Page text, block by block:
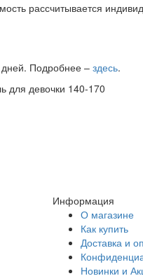
рассчитывается
дней. Подробнее – здесь.
для девочки 140-170
Информация
О магазине
Как купить
Доставка и
Новинки и